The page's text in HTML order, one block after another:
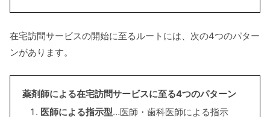
在宅訪問サービスの開始に至るルートには、次の4つのパター
ンがあります。
薬剤師による在宅訪問サービスに至る4つのパターン
医師による指示型…医師・歯科医師による指示